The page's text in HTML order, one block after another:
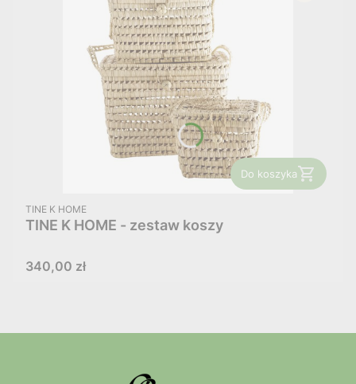
Do koszyka
PRODUCENT
TINE K HOME
TINE K HOME - zestaw koszy
Cena
340,00 zł